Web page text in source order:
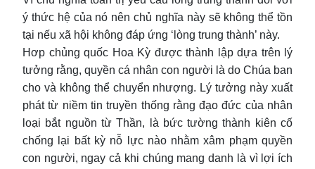
ý thức hệ của nó nên chủ nghĩa này sẽ không thể tồn
tại nếu xã hội không đáp ứng ‘lòng trung thành’ này.
Hơp chủng quốc Hoa Kỳ được thành lập dựa trên lý
tưởng rằng, quyền cá nhân con người là do Chúa ban
cho và không thể chuyển nhượng. Lý tưởng này xuất
phát từ niềm tin truyền thống rằng đạo đức của nhân
loại bắt nguồn từ Thần, là bức tường thành kiên cố
chống lại bất kỳ nỗ lực nào nhằm xâm phạm quyền
con người, ngay cả khi chúng mang danh là vì lợi ích